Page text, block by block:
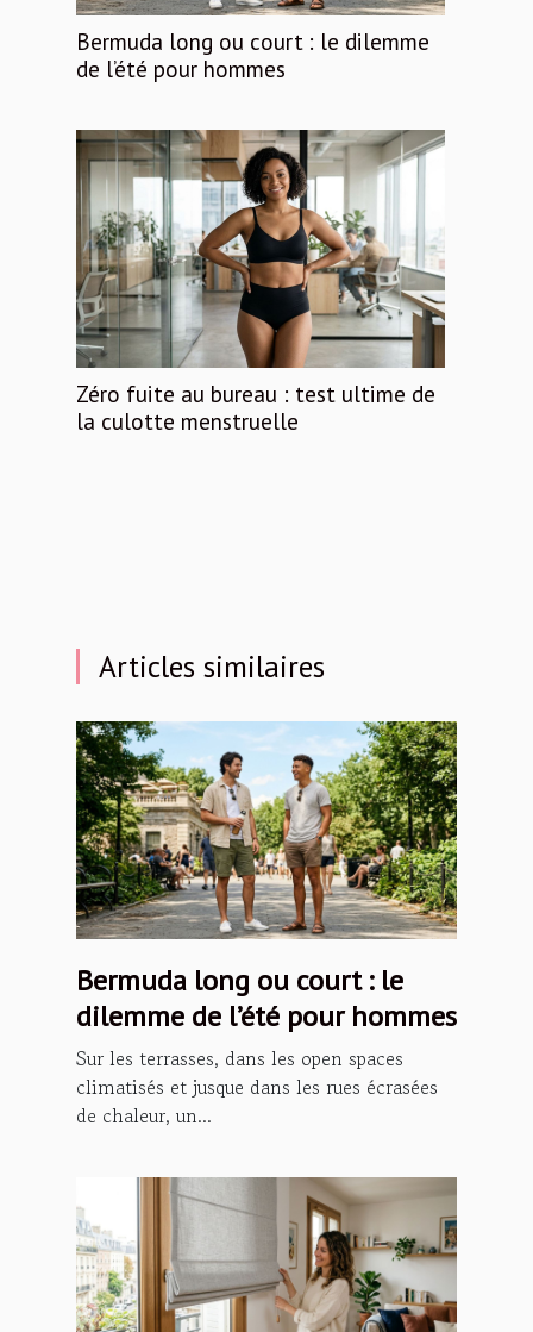
Bermuda long ou court : le dilemme
de l’été pour hommes
Zéro fuite au bureau : test ultime de
la culotte menstruelle
Articles similaires
Bermuda long ou court : le
dilemme de l’été pour hommes
Sur les terrasses, dans les open spaces
climatisés et jusque dans les rues écrasées
de chaleur, un...